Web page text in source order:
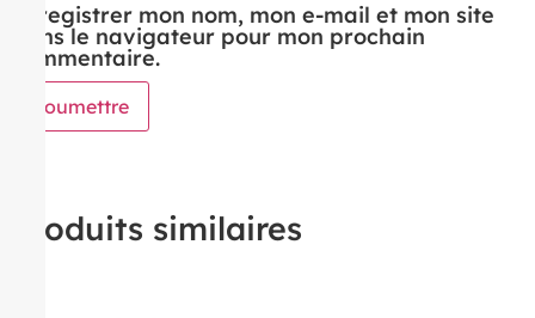
Enregistrer mon nom, mon e-mail et mon site
dans le navigateur pour mon prochain
commentaire.
Produits similaires